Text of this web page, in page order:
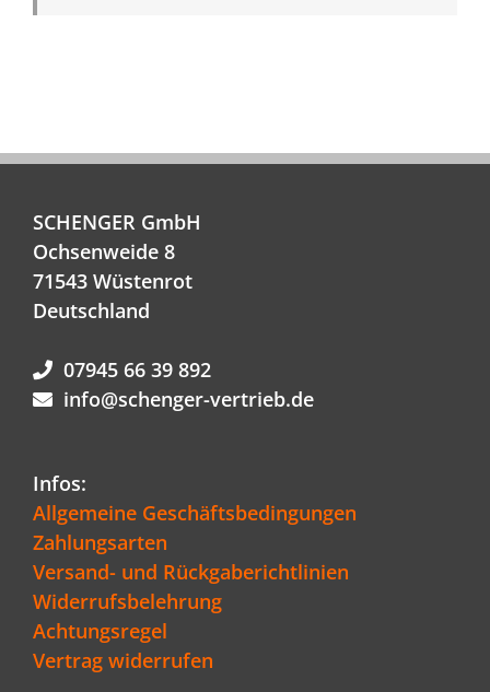
SCHENGER GmbH
Ochsenweide 8
71543 Wüstenrot
Deutschland
07945 66 39 892
info@schenger-vertrieb.de
Infos:
Allgemeine Geschäftsbedingungen
Zahlungsarten
Versand- und Rückgaberichtlinien
Widerrufsbelehrung
Achtungsregel
Vertrag widerrufen